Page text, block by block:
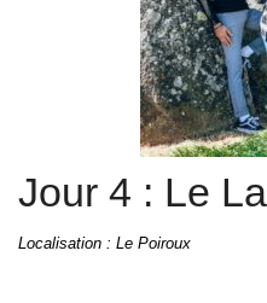
Jour 4 : Le
Localisation : Le Poiroux